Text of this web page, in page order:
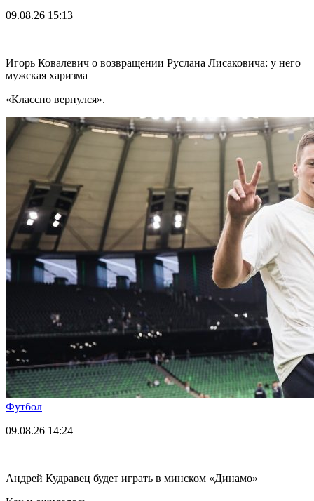
09.08.26 15:13
Игорь Ковалевич о возвращении Руслана Лисаковича: у него
мужская харизма
«Классно вернулся».
Футбол
09.08.26 14:24
Андрей Кудравец будет играть в минском «Динамо»